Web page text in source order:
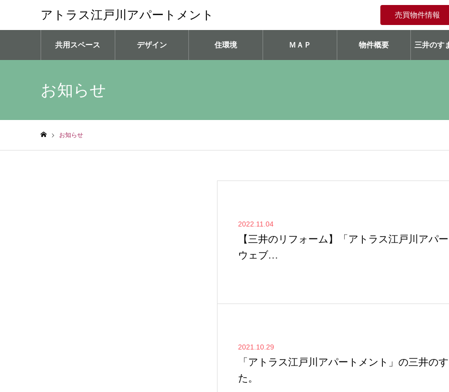
アトラス江戸川アパートメント 売買物件情報
共用スペース デザイン 住環境 ＭＡＰ 物件概要 三井のす
お知らせ
お知らせ
2022.11.04
【三井のリフォーム】「アトラス江戸川アパ
ウェブ…
2021.10.29
「アトラス江戸川アパートメント」の三井の
た。